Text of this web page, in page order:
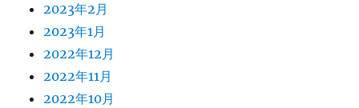
2023年2月
2023年1月
2022年12月
2022年11月
2022年10月